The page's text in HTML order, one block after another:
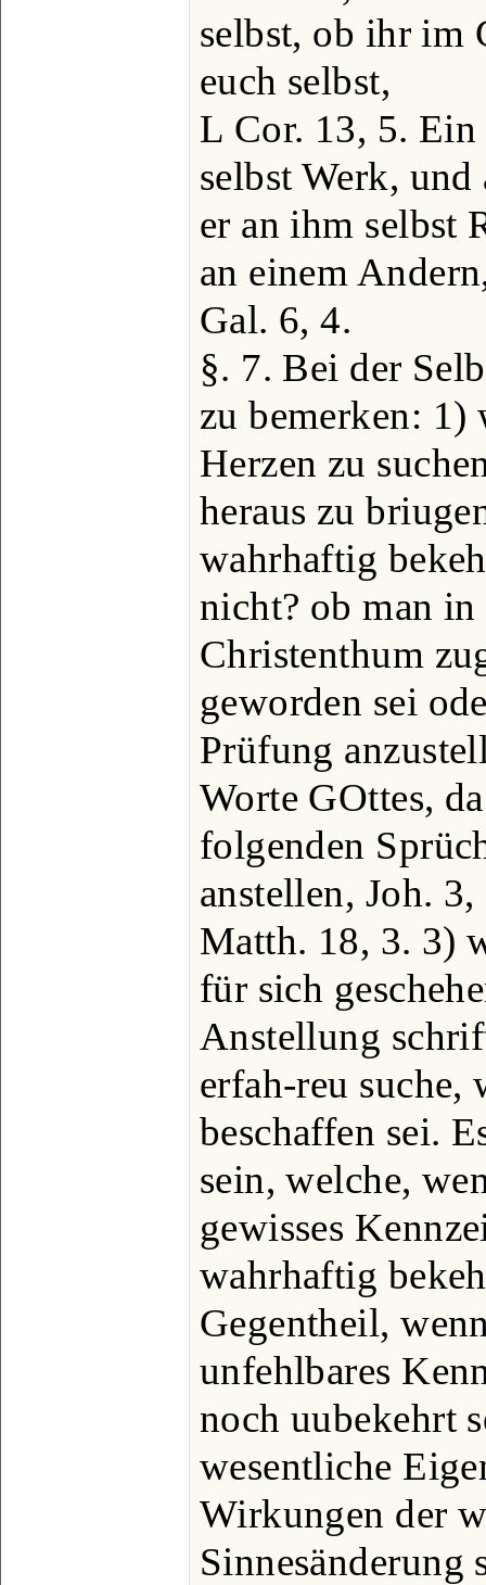
selbst, ob ihr im
euch selbst,
L Cor. 13, 5. Ein
selbst Werk,
er an ihm selbst
an einem
Gal. 6, 4.
§. 7. Bei der
zu bemerken: 1)
Herzen zu
heraus zu
wahrhaftig
nicht? ob man
Christenthum
geworden sei
Prüfung
Worte GOttes,
folgenden
anstellen, Joh.
Matth. 18, 3. 3)
für sich
Anstellung
erfah-reu suche,
beschaffen sei.
sein, welche,
gewisses
wahrhaftig
Gegentheil,
unfehlbares
noch uubekehrt
wesentliche
Wirkungen der
Sinnesänderung